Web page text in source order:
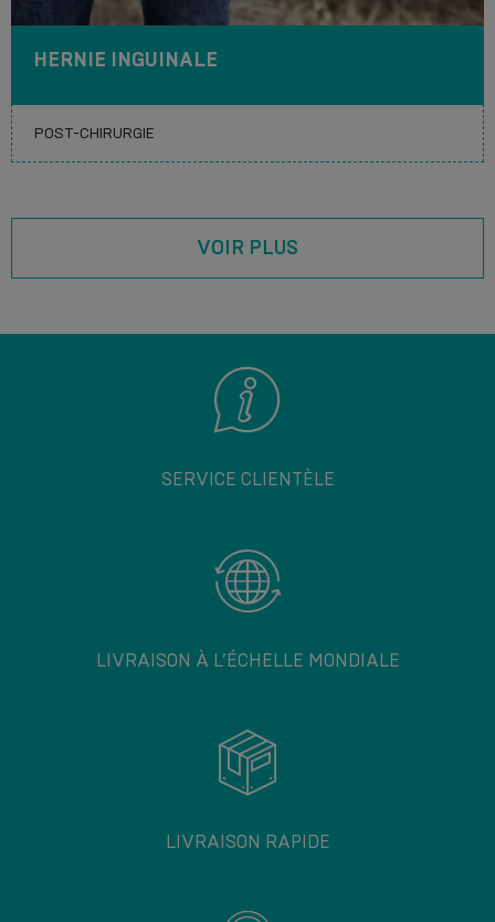
HERNIE INGUINALE
VOIR PLUS
SERVICE CLIENTÈLE
LIVRAISON À L’ÉCHELLE MONDIALE
LIVRAISON RAPIDE